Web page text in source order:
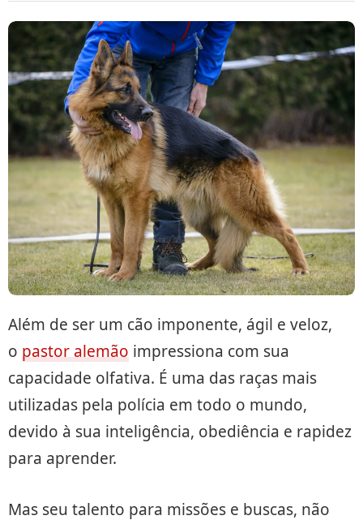
Além de ser um cão imponente, ágil e veloz,
o pastor alemão impressiona com sua
capacidade olfativa. É uma das raças mais
utilizadas pela polícia em todo o mundo,
devido à sua inteligência, obediência e rapidez
para aprender.
Mas seu talento para missões e buscas, não